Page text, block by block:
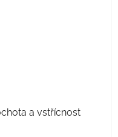
a vstřícnost